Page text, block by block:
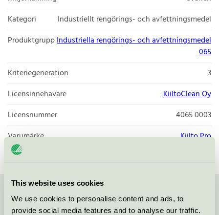
This website uses cookies
We use cookies to personalise content and ads, to
provide social media features and to analyse our traffic.
Kategori
Industriellt rengörings- och avfettningsmedel
ProduktgruppIndustriella rengörings- och avfettningsmedel
065
Kriteriegeneration
3
Licensinnehavare
KiiltoClean Oy
Licensnummer
4065 0003
Varumärke
Kiilto Pro
Kontakta oss på08-55 55 24 00eller via formuläret: